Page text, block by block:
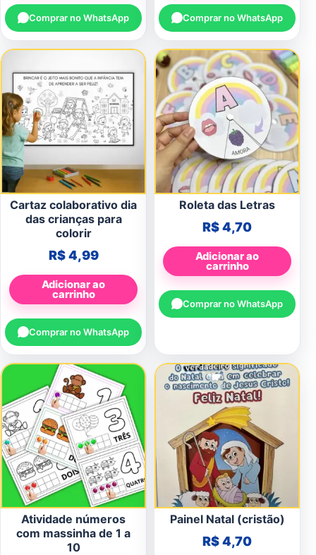
Comprar no WhatsApp Comprar no WhatsApp
Cartaz colaborativo dia
das crianças para
colorir
R$4,99
Adicionar ao
carrinho
Comprar no WhatsApp
Roleta das Letras
R$4,70
Adicionar ao
carrinho
Comprar no WhatsApp
Atividade números
com massinha de 1 a
10
Painel Natal (cristão)
R$4,70